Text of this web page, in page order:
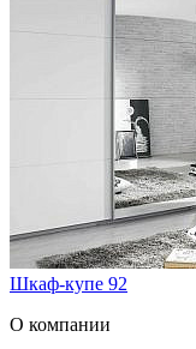
Шкаф-купе 92
О компании